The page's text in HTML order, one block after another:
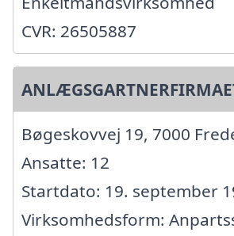
CVR: 26505887
Bøgeskovvej 19, 7000
Ansatte: 12
Startdato: 19. september
Virksomhedsform: